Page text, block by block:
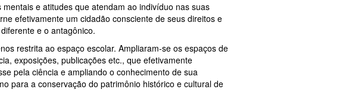
e atitudes que atendam ao indivíduo nas suas
efetivamente um cidadão consciente de seus direitos e
e o antagônico.
restrita ao espaço escolar. Ampliaram-se os espaços de
exposições, publicações etc., que efetivamente
pela ciência e ampliando o conhecimento de sua
para a conservação do patrimônio histórico e cultural de